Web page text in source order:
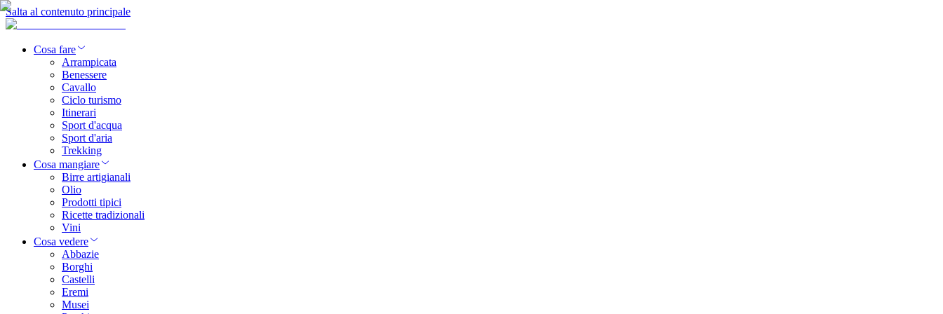
Salta al contenuto principale
Cosa fare
Arrampicata
Benessere
Cavallo
Ciclo turismo
Itinerari
Sport d'acqua
Sport d'aria
Trekking
Cosa mangiare
Birre artigianali
Olio
Prodotti tipici
Ricette tradizionali
Vini
Cosa vedere
Abbazie
Borghi
Castelli
Eremi
Musei